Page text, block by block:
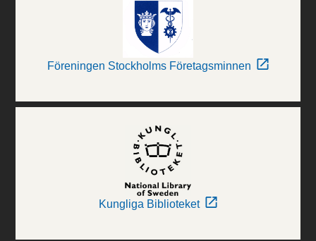
Föreningen Stockholms Företagsminnen
Kungliga Biblioteket